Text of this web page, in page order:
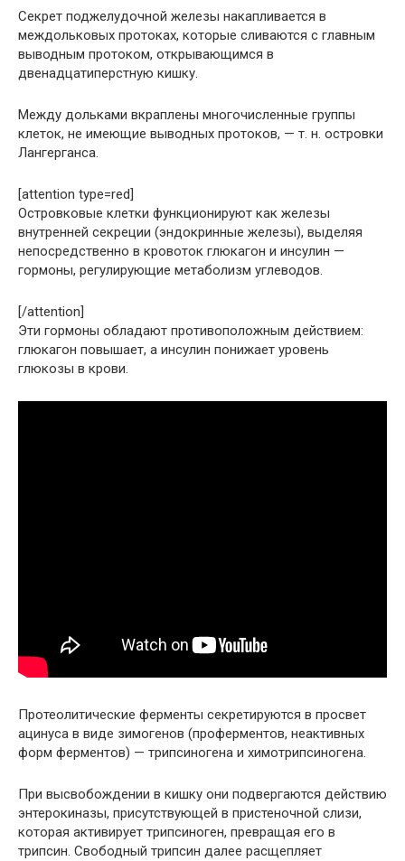
Секрет поджелудочной железы накапливается в
междольковых протоках, которые сливаются с главным
выводным протоком, открывающимся в
двенадцатиперстную кишку.
Между дольками вкраплены многочисленные группы
клеток, не имеющие выводных протоков, — т. н. островки
Лангерганса.
[attention type=red]
Островковые клетки функционируют как железы
внутренней секреции (эндокринные железы), выделяя
непосредственно в кровоток глюкагон и инсулин —
гормоны, регулирующие метаболизм углеводов.
[/attention]
Эти гормоны обладают противоположным действием:
глюкагон повышает, а инсулин понижает уровень
глюкозы в крови.
Протеолитические ферменты секретируются в просвет
ацинуса в виде зимогенов (проферментов, неактивных
форм ферментов) — трипсиногена и химотрипсиногена.
При высвобождении в кишку они подвергаются действию
энтерокиназы, присутствующей в пристеночной слизи,
которая активирует трипсиноген, превращая его в
трипсин. Свободный трипсин далее расщепляет